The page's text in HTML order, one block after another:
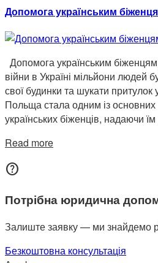
Допомога українським
Допомога українським
війни в Україні мільйони людей
свої будинки та шукати притулок
Польща стала одним із основних
українських біженців, надаючи
Read more
help
Потрібна юридична
Залиште заявку — ми знайдемо
Безкоштовна консультація